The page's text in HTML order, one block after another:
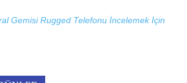
Gemisi Rugged Telefonu İncelemek İçin